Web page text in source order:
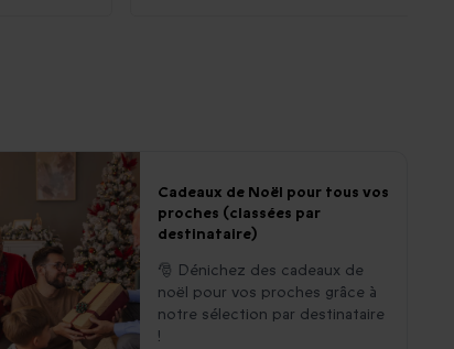
Cadeaux de Noël pour tous vos
proches (classées par
destinataire)
🎅 Dénichez des cadeaux de
noël pour vos proches grâce à
notre sélection par destinataire
!